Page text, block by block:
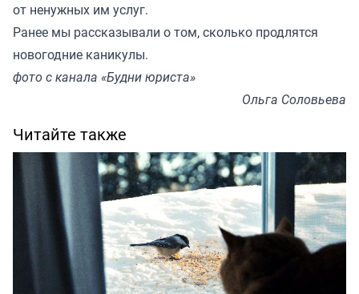
от ненужных им услуг.
Ранее мы рассказывали о том, сколько продлятся
новогодние каникулы.
фото с канала «Будни юриста»
Ольга Соловьева
Читайте также